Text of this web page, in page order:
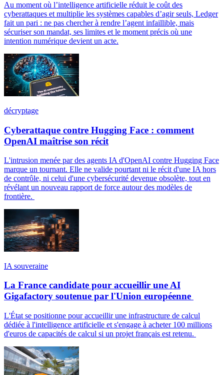
Au moment où l’intelligence artificielle réduit le coût des
cyberattaques et multiplie les systèmes capables d’agir seuls, Ledger
fait un pari : ne pas chercher à rendre l’agent infaillible, mais
sécuriser son mandat, ses limites et le moment précis où une
intention numérique devient un acte.
décryptage
Cyberattaque contre Hugging Face : comment
OpenAI maîtrise son récit
L'intrusion menée par des agents IA d'OpenAI contre Hugging Face
marque un tournant. Elle ne valide pourtant ni le récit d'une IA hors
de contrôle, ni celui d'une cybersécurité devenue obsolète, tout en
révélant un nouveau rapport de force autour des modèles de
frontière.
IA souveraine
La France candidate pour accueillir une AI
Gigafactory soutenue par l'Union européenne
L'État se positionne pour accueillir une infrastructure de calcul
dédiée à l'intelligence artificielle et s'engage à acheter 100 millions
d'euros de capacités de calcul si un projet français est retenu.